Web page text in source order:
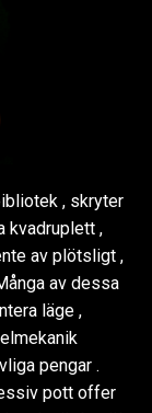
, skryter
kvadruplett ,
av plötsligt ,
av dessa
läge ,
pengar .
pott offer